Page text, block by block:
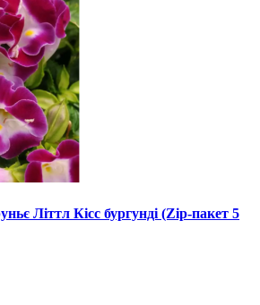
Літтл Кісс бургунді (Zip-пакет 5